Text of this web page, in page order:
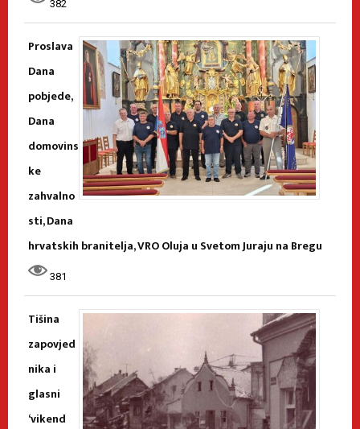
382
Proslava
Dana
pobjede,
Dana
domovins
ke
zahvalno
sti, Dana
hrvatskih branitelja, VRO Oluja u Svetom Juraju na Bregu
381
Tišina
zapovjed
nika i
glasni
‘vikend